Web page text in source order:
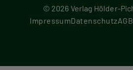
© 2026 Verlag Hölder-
F
ß
ImpressumDatenschutzAGB